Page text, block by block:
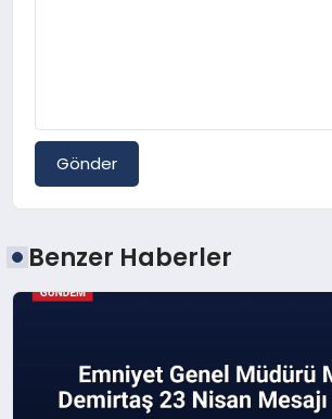
Gönder
Benzer Haberler